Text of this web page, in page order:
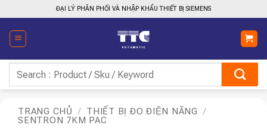
qua
nội
dung
ĐẠI LÝ PHÂN PHỐI VÀ NHẬP KHẨU THIẾT BỊ SIEMENS
kiếm:
TRANG CHỦ / THIẾT BỊ ĐO ĐIỆN NĂNG
/
SENTRON 7KM PAC